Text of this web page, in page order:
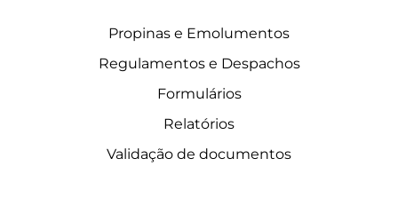
Propinas e Emolumentos
Regulamentos e Despachos
Formulários
Relatórios
Validação de documentos